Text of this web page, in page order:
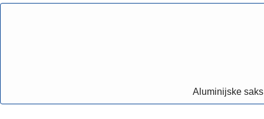
Aluminijske